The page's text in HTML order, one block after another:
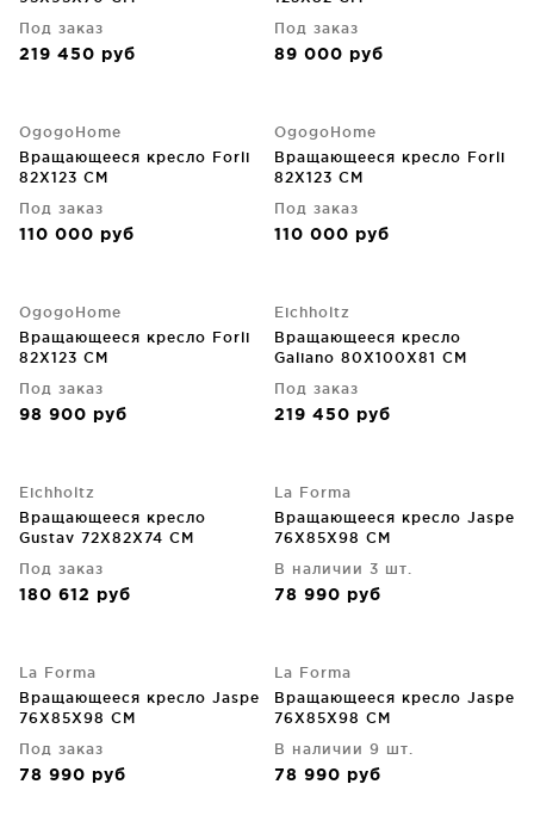
Под заказ
219 450 руб
Под заказ
89 000 руб
OgogoHome
Вращающееся кресло Forli
82X123 CM
Под заказ
110 000 руб
OgogoHome
Вращающееся кресло Forli
82X123 CM
Под заказ
110 000 руб
OgogoHome
Вращающееся кресло Forli
82X123 CM
Под заказ
98 900 руб
Eichholtz
Вращающееся кресло
Galiano 80X100X81 CM
Под заказ
219 450 руб
Eichholtz
Вращающееся кресло
Gustav 72X82X74 CM
Под заказ
180 612 руб
La Forma
Вращающееся кресло Jaspe
76X85X98 CM
В наличии 3 шт.
78 990 руб
La Forma
Вращающееся кресло Jaspe
76X85X98 CM
Под заказ
78 990 руб
La Forma
Вращающееся кресло Jaspe
76X85X98 CM
В наличии 9 шт.
78 990 руб